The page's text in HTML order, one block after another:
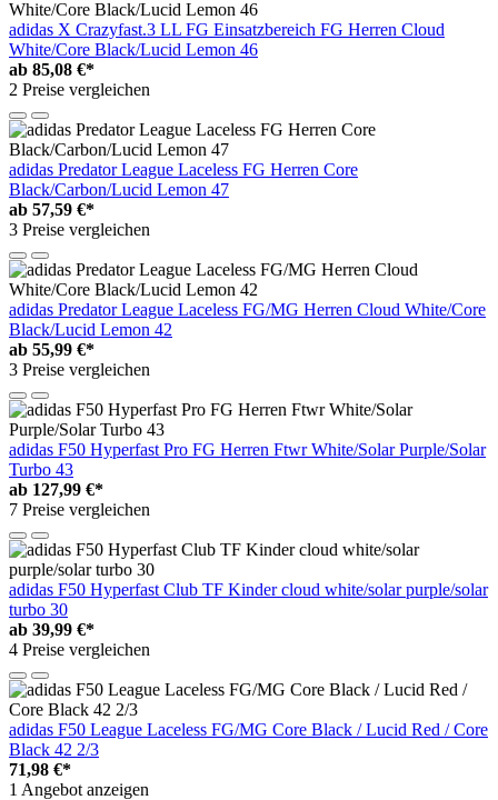
adidas X Crazyfast.3 LL FG Einsatzbereich FG Herren Cloud
White/Core Black/Lucid Lemon 46
ab 85,08 €*
2 Preise vergleichen
adidas Predator League Laceless FG Herren Core
Black/Carbon/Lucid Lemon 47
ab 57,59 €*
3 Preise vergleichen
adidas Predator League Laceless FG/MG Herren Cloud White/Core
Black/Lucid Lemon 42
ab 55,99 €*
3 Preise vergleichen
adidas F50 Hyperfast Pro FG Herren Ftwr White/Solar Purple/Solar
Turbo 43
ab 127,99 €*
7 Preise vergleichen
adidas F50 Hyperfast Club TF Kinder cloud white/solar purple/solar
turbo 30
ab 39,99 €*
4 Preise vergleichen
adidas F50 League Laceless FG/MG Core Black / Lucid Red / Core
Black 42 2/3
71,98 €*
1 Angebot anzeigen